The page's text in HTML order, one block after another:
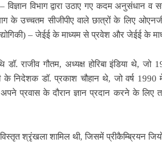
विभाग द्वारा उठाए गए कदम अनुसंधान व
के उच्चतम सीजीपीए वाले छात्रों के लिए
– जेईई के माध्यम से प्रवेश और जेईई के
डॉ. राजीव गौतम, अध्यक्ष होरिबा इंडिया थे,
के निदेशक डॉ. प्रकाश चौहान थे, जो वर्ष
प्रवास के दौरान ज्ञान प्रदान करने के लिए
श्रृंखला शामिल थी, जिसमें प्रीकैम्ब्रियन